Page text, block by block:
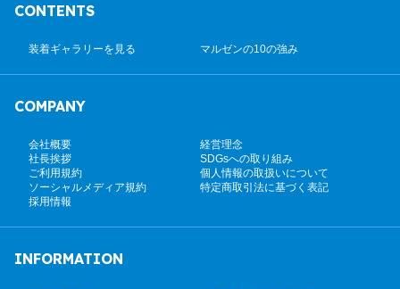
CONTENTS
装着ギャラリーを見る マルゼンの10の強み
COMPANY
会社概要
経営理念
社長挨拶
SDGsへの取り組み
ご利用規約
個人情報の取扱いについて
ソーシャルメディア規約
特定商取引法に基づく表記
採用情報
INFORMATION